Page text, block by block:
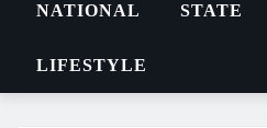
NATIONAL STATE
LIFESTYLE